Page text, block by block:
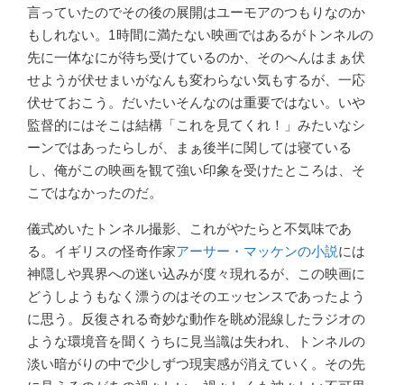
言っていたのでその後の展開はユーモアのつもりなのか
もしれない。1時間に満たない映画ではあるがトンネルの
先に一体なにが待ち受けているのか、そのへんはまぁ伏
せようが伏せまいがなんも変わらない気もするが、一応
伏せておこう。だいたいそんなのは重要ではない。いや
監督的にはそこは結構「これを見てくれ！」みたいなシ
ーンではあったらしが、まぁ後半に関しては寝ている
し、俺がこの映画を観て強い印象を受けたところは、そ
こではなかったのだ。
儀式めいたトンネル撮影、これがやたらと不気味であ
る。イギリスの怪奇作家アーサー・マッケンの小説には
神隠しや異界への迷い込みが度々現れるが、この映画に
どうしようもなく漂うのはそのエッセンスであったよう
に思う。反復される奇妙な動作を眺め混線したラジオの
ような環境音を聞くうちに見当識は失われ、トンネルの
淡い暗がりの中で少しずつ現実感が消えていく。その先